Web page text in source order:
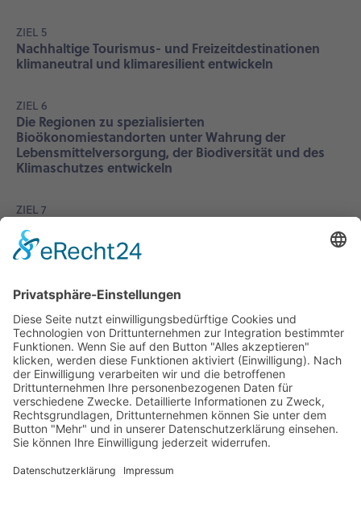
ZIEL 5
Nachhaltige Tourismus- und Freizeitdestinationen
klimaneutral und klimaresilient entwickeln
ZIEL 6
Die Regionen zu spezialisierten
Bioökonomiestandorten unter Wahrung der
Lebensmittelversorgung, der Biodiversität und des
Klimaschutzes entwickeln
ZIEL 7
Wirtschaftsleistung und Einkommensniveau
verringern
Raum für Wandel: Das Österreichische
Raumentwicklungskonzept ÖREK 2030
ÖROK
Österreichische Raumordnungskonferenz
A-1010 Wien